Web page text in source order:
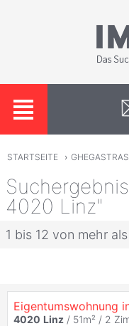
STARTSEITE ›
4020 Linz"
1 bis 12 von mehr
Eigentumswohnung
4020 Linz / 51m² / 2